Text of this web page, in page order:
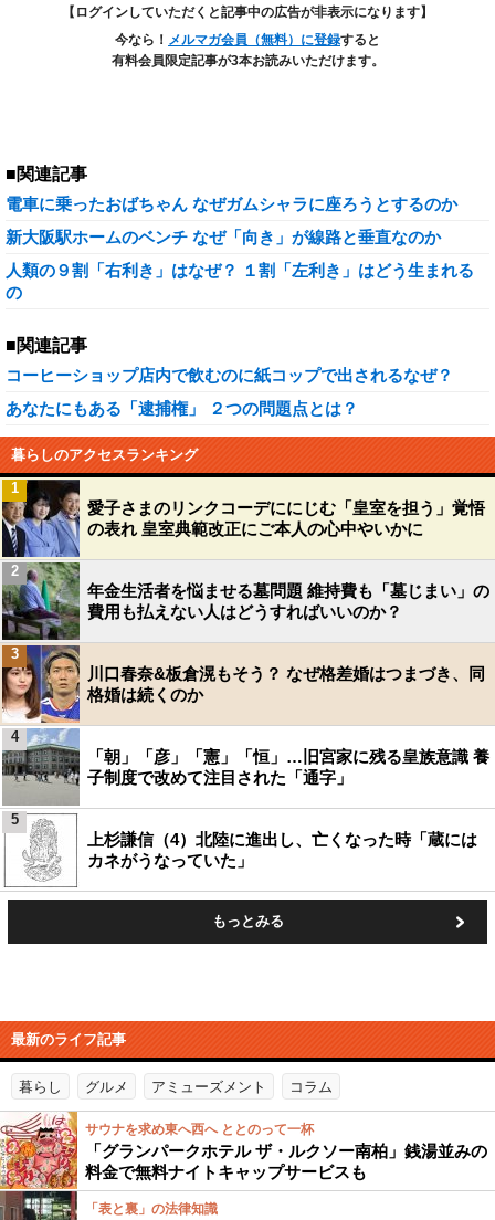
【ログインしていただくと記事中の広告が非表示になります】
今なら！ メルマガ会員（無料）に登録すると
有料会員限定記事が3本お読みいただけます。
■関連記事
電車に乗ったおばちゃん なぜガムシャラに座ろうとするのか
新大阪駅ホームのベンチ なぜ「向き」が線路と垂直なのか
人類の９割「右利き」はなぜ？ １割「左利き」はどう生まれる
の
■関連記事
コーヒーショップ店内で飲むのに紙コップで出されるなぜ？
あなたにもある「逮捕権」 ２つの問題点とは？
暮らしのアクセスランキング
愛子さまのリンクコーデににじむ「皇室を担う」覚悟
の表れ 皇室典範改正にご本人の心中やいかに
1
年金生活者を悩ませる墓問題 維持費も「墓じまい」の
費用も払えない人はどうすればいいのか？
2
川口春奈&板倉滉もそう？ なぜ格差婚はつまづき、同
格婚は続くのか
3
「朝」「彦」「憲」「恒」…旧宮家に残る皇族意識 養
子制度で改めて注目された「通字」
4
上杉謙信（4）北陸に進出し、亡くなった時「蔵には
カネがうなっていた」
5
もっとみる
最新のライフ記事
暮らし グルメ アミューズメント コラム
サウナを求め東へ西へ ととのって一杯
「グランパークホテル ザ・ルクソー南柏」銭湯並みの
料金で無料ナイトキャップサービスも
「表と裏」の法律知識